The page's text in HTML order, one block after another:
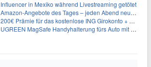
Influencer in Mexiko während Livestreaming getötet
Amazon-Angebote des Tages – jeden Abend neue Deals zum Stöbern
200€ Prämie für das kostenlose ING Girokonto + gratis Visa + 3,75% Zinsen
UGREEN MagSafe Handyhalterung fürs Auto mit 20 N52-Magneten für 7,96€